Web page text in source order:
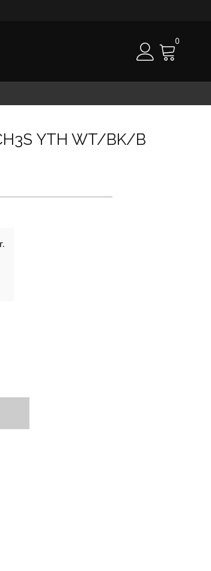
0
YTH WT/BK/B